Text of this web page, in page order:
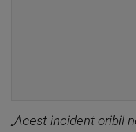
„Acest incident oribil